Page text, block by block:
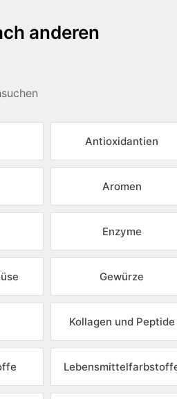
anderen
Antioxidantien
Aromen
Enzyme
Gewürze
Kollagen und Peptide